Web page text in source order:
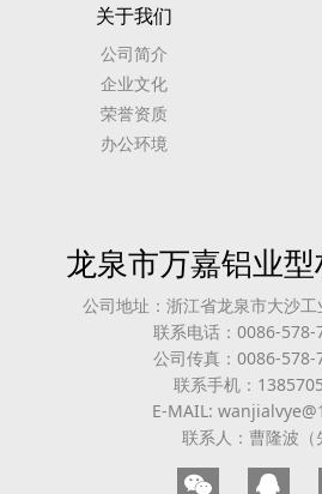
关于我们
公司简介
企业文化
荣誉资质
办公环境
龙泉市万嘉铝业
公司地址：浙江省龙泉市大沙
联系电话：0086-578-
公司传真：0086-578-
联系手机：
E-MAIL:
联系人：曹隆波（